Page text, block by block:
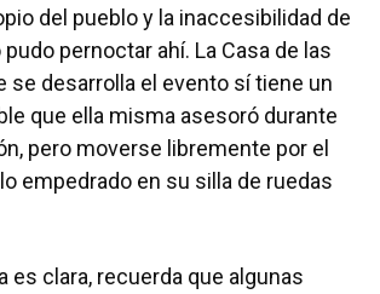
del pueblo y la inaccesibilidad de
pernoctar ahí. La Casa de las
se desarrolla el evento sí tiene un
que ella misma asesoró durante
pero moverse libremente por el
empedrado en su silla de ruedas
es clara, recuerda que algunas